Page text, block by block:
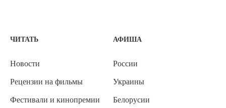
ЧИТАТЬ
Новости
Рецензии на фильмы
Фестивали и кинопремии
АФИША
России
Украины
Белорусии